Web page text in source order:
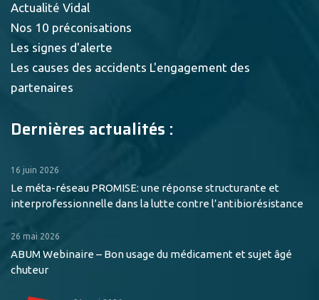
Actualité Vidal
Nos 10 préconisations
Les signes d'alerte
Les causes des accidents L'engagement des
partenaires
Dernières actualités :
16 juin 2026
Le méta-réseau PROMISE: une réponse structurante et
interprofessionnelle dans la lutte contre l’antibiorésistance
26 mai 2026
ABUM Webinaire – Bon usage du médicament et sujet âgé
chuteur